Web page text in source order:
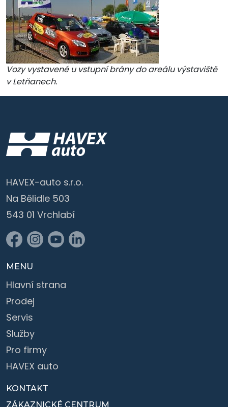
Vozy vystavené u vstupní brány do areálu výstaviště
v Letňanech.
HAVEX-auto s.r.o.
Na Bělidle 503
543 01 Vrchlabí
MENU
Hlavní strana
Prodej
Servis
Služby
Pro firmy
HAVEX auto
KONTAKT
ZÁKAZNICKÉ CENTRUM